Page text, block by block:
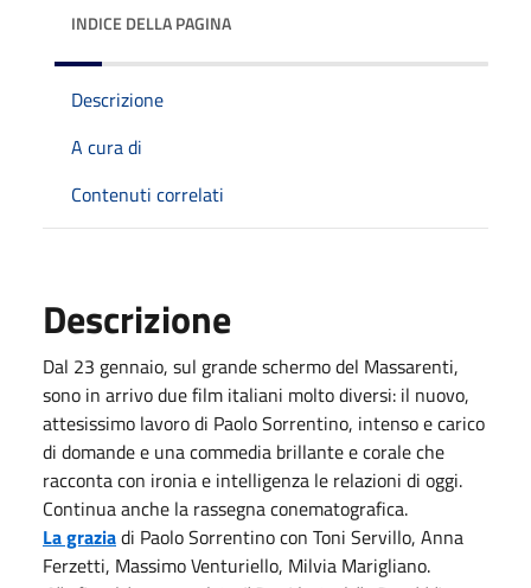
INDICE DELLA PAGINA
Descrizione
A cura di
Contenuti correlati
Descrizione
Dal 23 gennaio, sul grande schermo del Massarenti,
sono in arrivo due film italiani molto diversi: il nuovo,
attesissimo lavoro di Paolo Sorrentino, intenso e carico
di domande e una commedia brillante e corale che
racconta con ironia e intelligenza le relazioni di oggi.
Continua anche la rassegna conematografica.
La graziadi Paolo Sorrentino con Toni Servillo, Anna
Ferzetti, Massimo Venturiello, Milvia Marigliano.